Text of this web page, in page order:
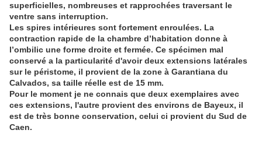
superficielles, nombreuses et rapprochées traversant le
ventre sans interruption.
Les spires intérieures sont fortement enroulées. La
contraction rapide de la chambre d’habitation donne à
l’ombilic une forme droite et fermée. Ce spécimen mal
conservé a la particularité d'avoir deux extensions latérales
sur le péristome, il provient de la zone à Garantiana du
Calvados, sa taille réelle est de 15 mm.
Pour le moment je ne connais que deux exemplaires avec
ces extensions, l'autre provient des environs de Bayeux, il
est de très bonne conservation, celui ci provient du Sud de
Caen.